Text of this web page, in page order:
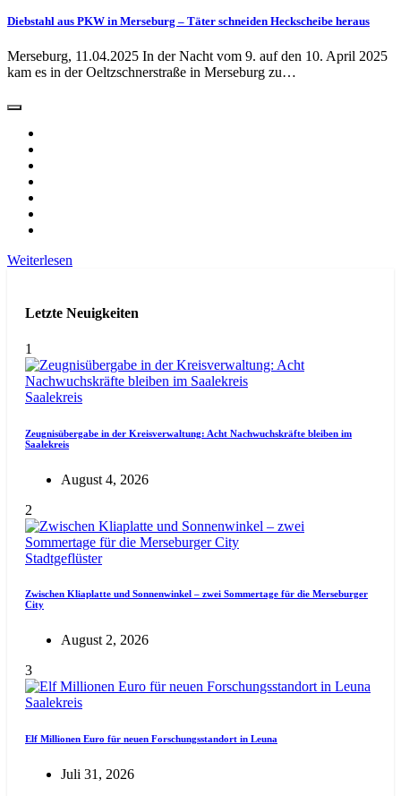
Diebstahl aus PKW in Merseburg – Täter schneiden Heckscheibe heraus
Merseburg, 11.04.2025 In der Nacht vom 9. auf den 10. April 2025
kam es in der Oeltzschnerstraße in Merseburg zu…
Weiterlesen
Letzte Neuigkeiten
1
Saalekreis
Zeugnisübergabe in der Kreisverwaltung: Acht Nachwuchskräfte bleiben im
Saalekreis
August 4, 2026
2
Stadtgeflüster
Zwischen Kliaplatte und Sonnenwinkel – zwei Sommertage für die Merseburger
City
August 2, 2026
3
Saalekreis
Elf Millionen Euro für neuen Forschungsstandort in Leuna
Juli 31, 2026